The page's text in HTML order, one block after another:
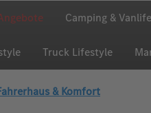
Camping & Vanlife
Truck Lifestyle
& Komfort